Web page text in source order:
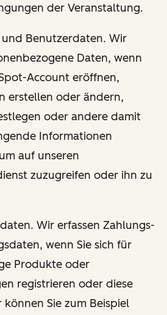
der Veranstaltung.
und Benutzerdaten. Wir
Daten, wenn
Account eröffnen,
erstellen oder ändern,
oder andere damit
Informationen
auf unseren
zuzugreifen oder ihn zu
Wir erfassen Zahlungs-
wenn Sie sich für
Produkte oder
registrieren oder diese
Sie zum Beispiel